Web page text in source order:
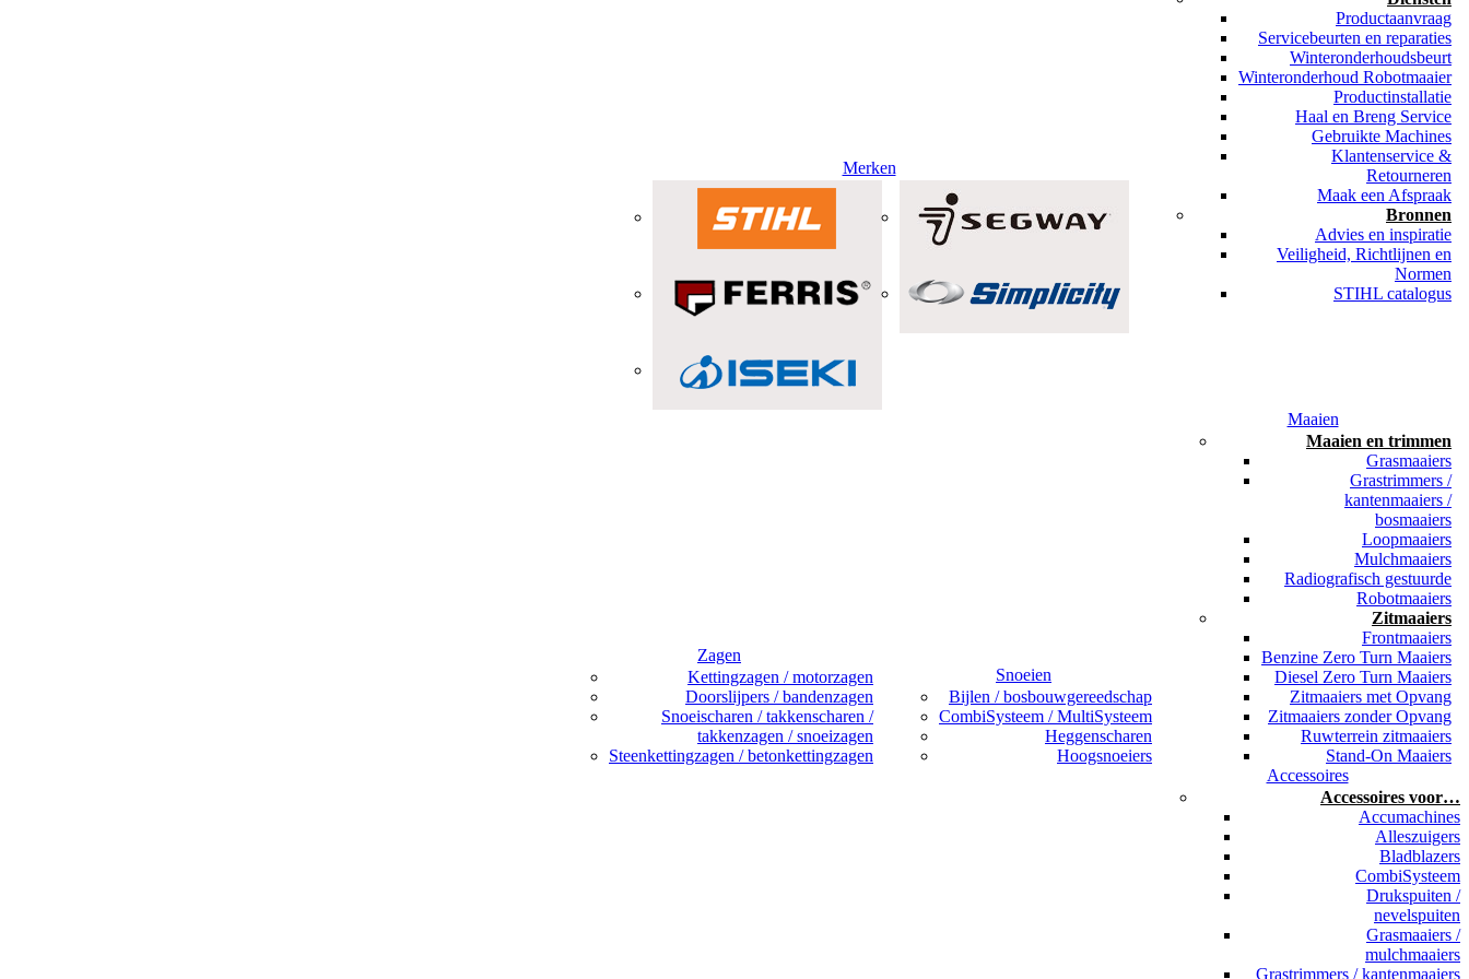
Merken
Productaanvraag
Servicebeurten en reparaties
Winteronderhoudsbeurt
Winteronderhoud Robotmaaier
Productinstallatie
Haal en Breng Service
Gebruikte Machines
Klantenservice &
Retourneren
Maak een Afspraak
Bronnen
Advies en inspiratie
Veiligheid, Richtlijnen en
Normen
STIHL catalogus
Zagen
Kettingzagen / motorzagen
Doorslijpers / bandenzagen
Snoeischaren / takkenscharen /
takkenzagen / snoeizagen
Steenkettingzagen / betonkettingzagen
Snoeien
Bijlen / bosbouwgereedschap
CombiSysteem / MultiSysteem
Heggenscharen
Hoogsnoeiers
Maaien
Maaien en trimmen
Grasmaaiers
Grastrimmers /
kantenmaaiers /
bosmaaiers
Loopmaaiers
Mulchmaaiers
Radiografisch gestuurde
Robotmaaiers
Zitmaaiers
Frontmaaiers
Benzine Zero Turn Maaiers
Diesel Zero Turn Maaiers
Zitmaaiers met Opvang
Zitmaaiers zonder Opvang
Ruwterrein zitmaaiers
Stand-On Maaiers
Accessoires
Accessoires voor…
Accumachines
Alleszuigers
Bladblazers
CombiSysteem
Drukspuiten /
nevelspuiten
Grasmaaiers /
mulchmaaiers
Grastrimmers / kantenmaaiers